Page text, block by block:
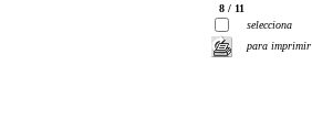
8 / 11
selecciona
para imprimir